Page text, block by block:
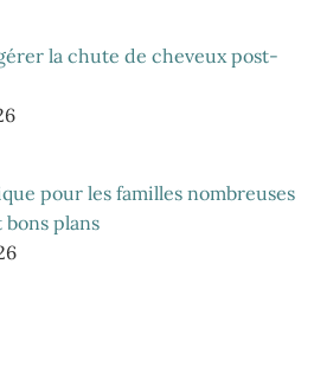
la chute de cheveux post-
pour les familles nombreuses
bons plans